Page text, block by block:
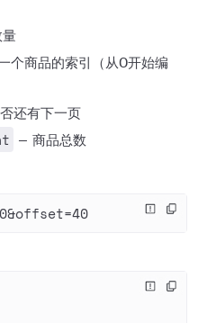
量
个商品的索引（从0开始编
还有下一页
— 商品总数